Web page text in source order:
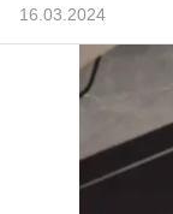
16.03.2024